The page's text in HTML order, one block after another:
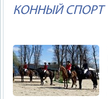
КОННЫЙ СПОРТ